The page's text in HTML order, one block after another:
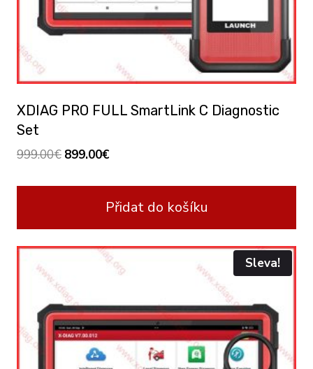
XDIAG PRO FULL SmartLink C Diagnostic
Set
999.00€ Original
999.00€.
899.00€Current
899.00€.
Přidat do košíku
Sleva!